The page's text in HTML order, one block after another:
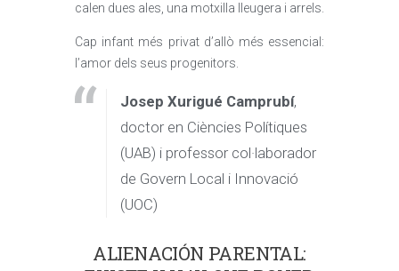
calen dues ales, una motxilla lleugera i arrels.
Cap infant més privat d’allò més essencial:
l’amor dels seus progenitors.
Josep Xurigué Camprubí,
doctor en Ciències Polítiques
(UAB) i professor col·laborador
de Govern Local i Innovació
(UOC)
ALIENACIÓN PARENTAL: